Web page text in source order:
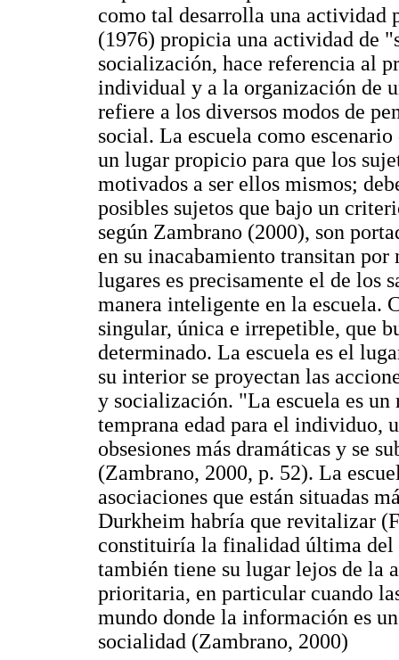
como tal desarrolla una actividad
(1976) propicia una actividad de
socialización, hace referencia al
individual y a la organización de
refiere a los diversos modos de
social. La escuela como
un lugar propicio para que los
motivados a ser ellos mismos;
posibles sujetos que bajo un
según Zambrano (2000), son
en su inacabamiento transitan
lugares es precisamente el de los
manera inteligente en la escuela.
singular, única e irrepetible, que
determinado. La escuela es el
su interior se proyectan las
y socialización. "La escuela es un
temprana edad para el individuo,
obsesiones más dramáticas y se
(Zambrano, 2000, p. 52). La
asociaciones que están situadas
Durkheim habría que revitalizar
constituiría la finalidad última del
también tiene su lugar lejos de la
prioritaria, en particular cuando
mundo donde la información es
socialidad (Zambrano, 2000)